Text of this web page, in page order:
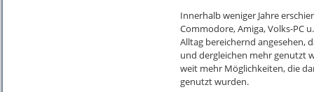
Innerhalb weniger Jahre
Commodore, Amiga, Volks-PC
Alltag bereichernd angesehen,
und dergleichen mehr genutzt
weit mehr Möglichkeiten, die
genutzt wurden.